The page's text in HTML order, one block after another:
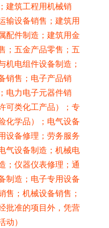
建筑工程用机械销
输设备销售；建筑用
配件制造；建筑用金
；五金产品零售；五
机电组件设备制造；
销售；电子产品销
电力电子元器件销
可类化工产品）；专
化学品）；电气设备
设备修理；劳务服务
气设备制造；机械电
；仪器仪表修理；通
制造；电子专用设备
售；机械设备销售；
批准的项目外，凭营
动）